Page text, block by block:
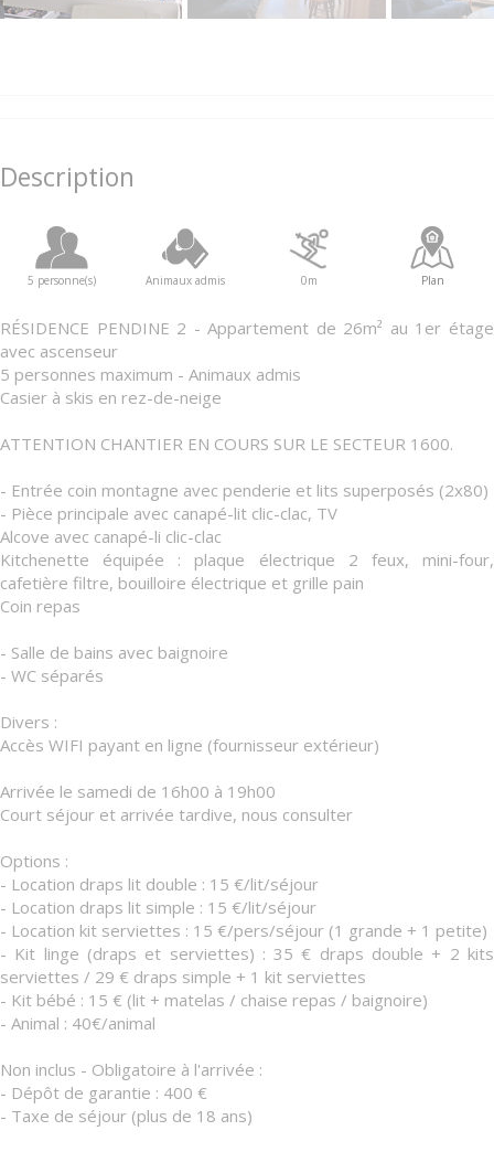
Description
5 personne(s) Animaux admis 0m Plan
RÉSIDENCE PENDINE 2 - Appartement de 26m² au 1er étage
avec ascenseur
5 personnes maximum - Animaux admis
Casier à skis en rez-de-neige
ATTENTION CHANTIER EN COURS SUR LE SECTEUR 1600.
- Entrée coin montagne avec penderie et lits superposés (2x80)
- Pièce principale avec canapé-lit clic-clac, TV
Alcove avec canapé-li clic-clac
Kitchenette équipée : plaque électrique 2 feux, mini-four,
cafetière filtre, bouilloire électrique et grille pain
Coin repas
- Salle de bains avec baignoire
- WC séparés
Divers :
Accès WIFI payant en ligne (fournisseur extérieur)
Arrivée le samedi de 16h00 à 19h00
Court séjour et arrivée tardive, nous consulter
Options :
- Location draps lit double : 15 €/lit/séjour
- Location draps lit simple : 15 €/lit/séjour
- Location kit serviettes : 15 €/pers/séjour (1 grande + 1 petite)
- Kit linge (draps et serviettes) : 35 € draps double + 2 kits
serviettes / 29 € draps simple + 1 kit serviettes
- Kit bébé : 15 € (lit + matelas / chaise repas / baignoire)
- Animal : 40€/animal
Non inclus - Obligatoire à l'arrivée :
- Dépôt de garantie : 400 €
- Taxe de séjour (plus de 18 ans)